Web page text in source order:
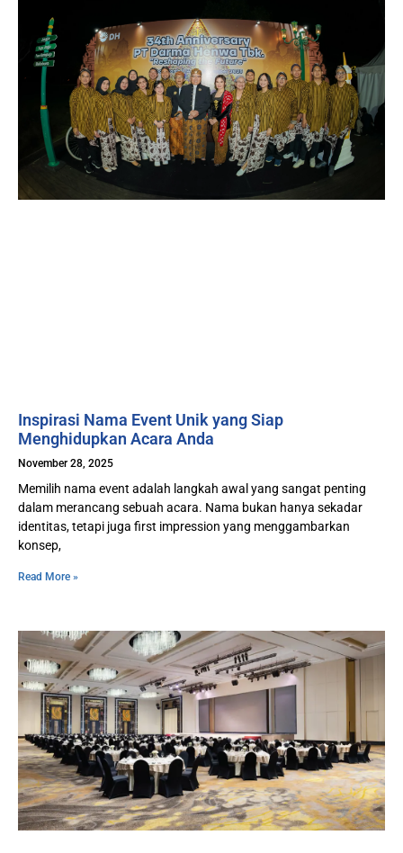
Inspirasi Nama Event Unik yang Siap
Menghidupkan Acara Anda
November 28, 2025
Memilih nama event adalah langkah awal yang sangat penting
dalam merancang sebuah acara. Nama bukan hanya sekadar
identitas, tetapi juga first impression yang menggambarkan
konsep,
Read More »